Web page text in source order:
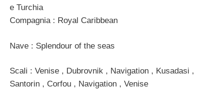
e Turchia
Compagnia : Royal Caribbean
Nave : Splendour of the seas
Scali : Venise , Dubrovnik , Navigation , Kusadasi ,
Santorin , Corfou , Navigation , Venise